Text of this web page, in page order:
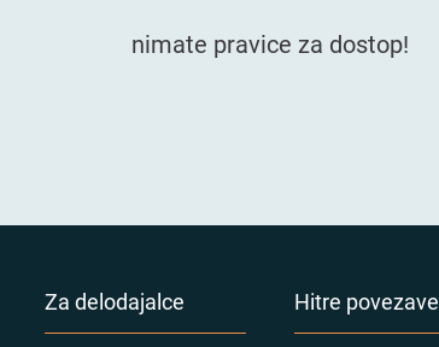
nimate pravice za dostop!
Za delodajalce Hitre povezave